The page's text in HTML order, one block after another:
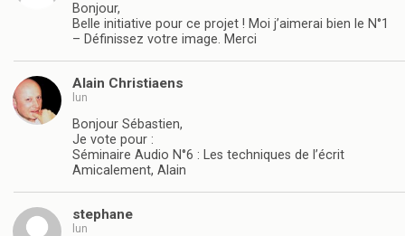
Bonjour,
Belle initiative pour ce projet ! Moi j’aimerai bien le N°1
– Définissez votre image. Merci
Alain Christiaens
lun
Bonjour Sébastien,
Je vote pour :
Séminaire Audio N°6 : Les techniques de l’écrit
Amicalement, Alain
stephane
lun